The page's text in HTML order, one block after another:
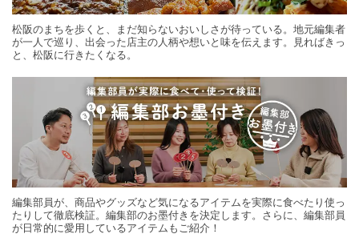
松阪のまちを歩くと、まだ知らないおいしさが待っている。地元編集者
が一人で巡り、出会った店主の人柄や想いと味を伝えます。見ればきっ
と、松阪に行きたくなる。
編集部員が、商品やグッズなど気になるアイテムを実際に食べたり使っ
たりして徹底検証。編集部のお墨付きを決定します。さらに、編集部員
が日常的に愛用しているアイテムもご紹介！